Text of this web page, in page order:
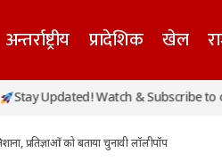
अन्तर्राष्ट्रीय प्रादेशिक खेल
डेल्टा वैरिएंट केWatch & Subscribe to our
प्रतिज्ञाओं को बताया चुनावी लॉलीपॉप